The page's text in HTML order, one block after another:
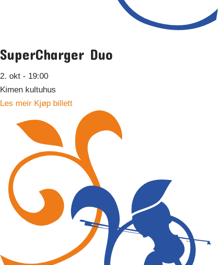
SuperCharger Duo
2. okt - 19:00
Kimen kultuhus
Les meir Kjøp billett